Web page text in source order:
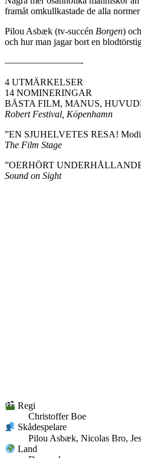
framåt omkullkastade de alla
Pilou Asbæk (tv-succén Borgen)
och hur man jagar bort en
————————-
4 UTMÄRKELSER
14 NOMINERINGAR
BÄSTA FILM, MANUS,
Robert Festival, Köpenhamn
”EN SJUHELVETES RESA!
The Film Stage
”OERHÖRT UNDERHÅLLANDE!
Sound on Sight
Regi
Christoffer Boe
Skådespelare
Pilou Asbæk, Nicolas Bro,
Land